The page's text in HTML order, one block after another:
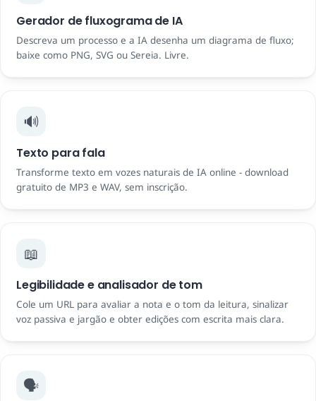
Gerador de fluxograma de IA
Descreva um processo e a IA desenha um diagrama de fluxo;
baixe como PNG, SVG ou Sereia. Livre.
🔊
Texto para fala
Transforme texto em vozes naturais de IA online - download
gratuito de MP3 e WAV, sem inscrição.
📖
Legibilidade e analisador de tom
Cole um URL para avaliar a nota e o tom da leitura, sinalizar
voz passiva e jargão e obter edições com escrita mais clara.
🗣️